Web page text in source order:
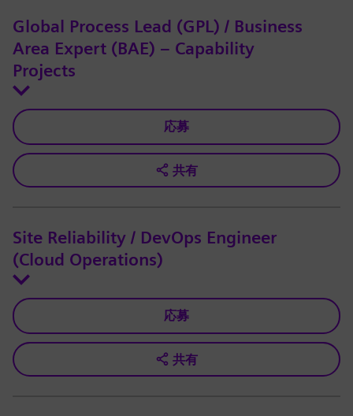
Global Process Lead (GPL) / Business
Area Expert (BAE) – Capability
Projects
応募
共有
Site Reliability / DevOps Engineer
(Cloud Operations)
応募
共有